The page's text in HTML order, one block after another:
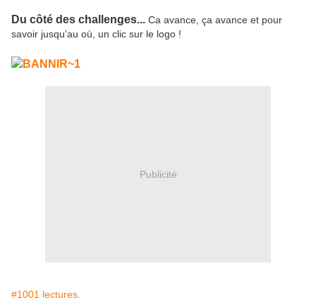
Du côté des challenges... Ca avance, ça avance et pour
savoir jusqu'au où, un clic sur le logo !
Publicité
#1001 lectures.